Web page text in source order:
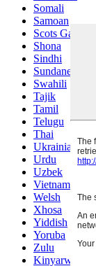
Somali
Samoan
Scots Gaelic
Shona
Sindhi
Sundanese
Swahili
Tajik
Tamil
Telugu
Thai
Ukrainian
Urdu
Uzbek
Vietnamese
Welsh
Xhosa
Yiddish
Yoruba
Zulu
Kinyarwanda